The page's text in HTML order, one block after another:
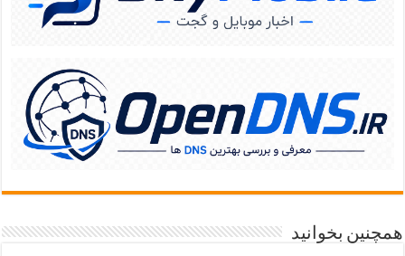
همچنین بخوانید